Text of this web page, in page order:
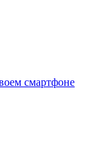
смартфоне